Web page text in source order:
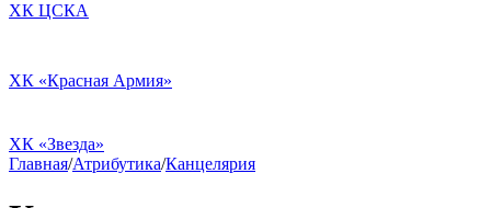
ХК ЦСКА
ХК «Красная Армия»
ХК «Звезда»
Главная/Атрибутика/Канцелярия